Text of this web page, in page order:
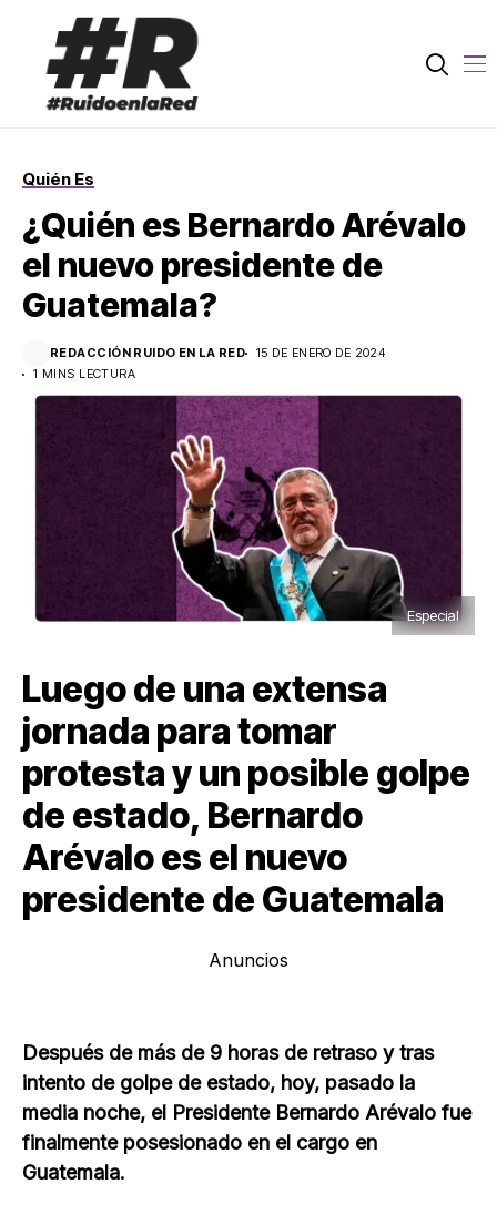
Quién Es
¿Quién es Bernardo Arévalo
el nuevo presidente de
Guatemala?
REDACCIÓN RUIDO EN LA RED
15 DE ENERO DE 2024
1 MINS LECTURA
Especial
Luego de una extensa
jornada para tomar
protesta y un posible golpe
de estado, Bernardo
Arévalo es el nuevo
presidente de Guatemala
Anuncios
Después de más de 9 horas de retraso y tras
intento de golpe de estado, hoy, pasado la
media noche, el Presidente Bernardo Arévalo fue
finalmente posesionado en el cargo en
Guatemala.